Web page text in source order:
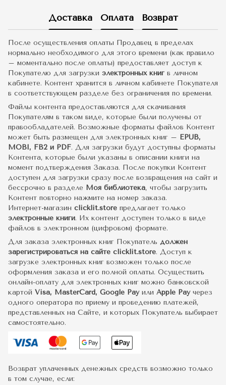
Доставка Оплата Возврат
После осуществления оплаты Продавец в пределах
нормально необходимого для этого времени (как правило
– моментально после оплаты) предоставляет доступ к
Покупателю для загрузки электронных книг в личном
кабинете. Контент хранится в личном кабинете Покупателя
в соответствующем разделе без ограничения по времени.
Файлы контента предоставляются для скачивания
Покупателям в таком виде, которые были получены от
правообладателей. Возможные форматы файлов Контент
может быть размещен для электронных книг – EPUB,
MOBI, FB2 и PDF. Для загрузки будут доступны форматы
Контента, которые были указаны в описании книги на
момент подтверждения Заказа. После покупки Контент
доступен для загрузки сразу после возвращения на сайт и
бессрочно в разделе Моя библиотека, чтобы загрузить
Контент повторно нажмите на номер заказа.
Интернет-магазин clicklit.store предлагает только
электронные книги. Их контент доступен только в виде
файлов в электронном (цифровом) формате.
Для заказа электронных книг Покупатель должен
зарегистрироваться на сайте clicklit.store. Доступ к
загрузке электронных книг возможен только после
оформления заказа и его полной оплаты. Осуществить
онлайн-оплату для электронных книг можно банковской
картой Visa, MasterCard, Google Pay или Apple Payчерез
одного оператора по приему и проведению платежей,
представленных на Сайте, и которых Покупатель выбирает
самостоятельно.
Возврат уплаченных денежных средств возможно только
в том случае, если: